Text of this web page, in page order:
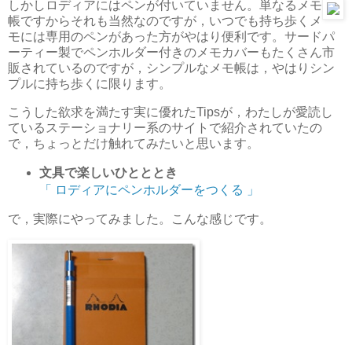
しかしロディアにはペンが付いていません。単なるメモ
帳ですからそれも当然なのですが，いつでも持ち歩くメ
モには専用のペンがあった方がやはり便利です。サードパ
ーティー製でペンホルダー付きのメモカバーもたくさん市
販されているのですが，シンプルなメモ帳は，やはりシン
プルに持ち歩くに限ります。
こうした欲求を満たす実に優れたTipsが，わたしが愛読し
ているステーショナリー系のサイトで紹介されていたの
で，ちょっとだけ触れてみたいと思います。
文具で楽しいひとととき
「 ロディアにペンホルダーをつくる 」
で，実際にやってみました。こんな感じです。